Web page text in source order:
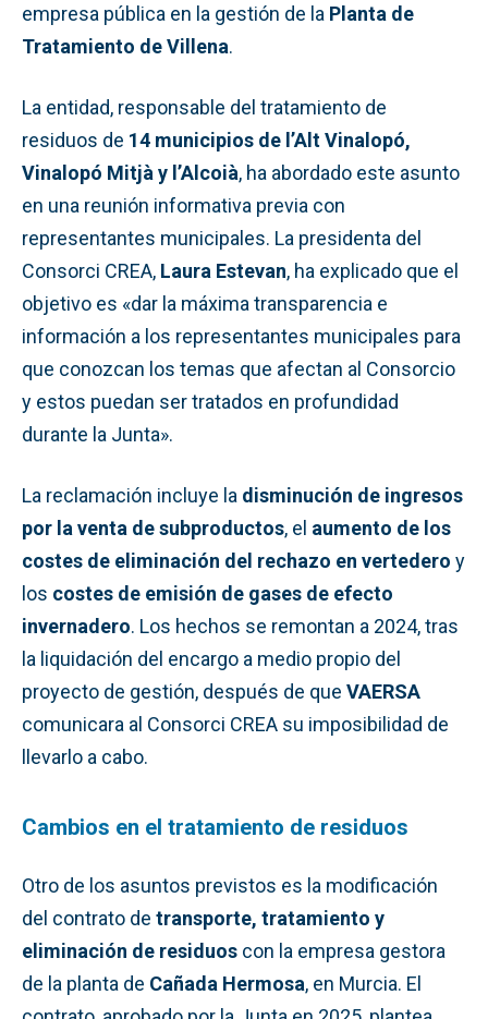
empresa pública en la gestión de la Planta de
Tratamiento de Villena.
La entidad, responsable del tratamiento de
residuos de 14 municipios de l’Alt Vinalopó,
Vinalopó Mitjà y l’Alcoià, ha abordado este asunto
en una reunión informativa previa con
representantes municipales. La presidenta del
Consorci CREA, Laura Estevan, ha explicado que el
objetivo es «dar la máxima transparencia e
información a los representantes municipales para
que conozcan los temas que afectan al Consorcio
y estos puedan ser tratados en profundidad
durante la Junta».
La reclamación incluye la disminución de ingresos
por la venta de subproductos, el aumento de los
costes de eliminación del rechazo en vertedero y
los costes de emisión de gases de efecto
invernadero. Los hechos se remontan a 2024, tras
la liquidación del encargo a medio propio del
proyecto de gestión, después de que VAERSA
comunicara al Consorci CREA su imposibilidad de
llevarlo a cabo.
Cambios en el tratamiento de residuos
Otro de los asuntos previstos es la modificación
del contrato de transporte, tratamiento y
eliminación de residuos con la empresa gestora
de la planta de Cañada Hermosa, en Murcia. El